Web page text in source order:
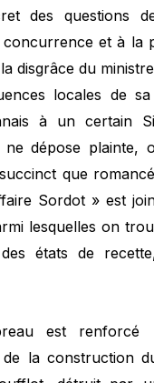
des questions
et à la
disgrâce du
locales de
à un certain
dépose plainte,
que
Sordot » est
lesquelles on
états de
est renforcé
la construction